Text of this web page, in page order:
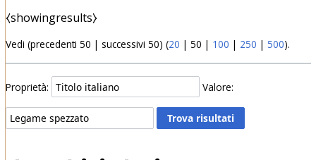
⧼showingresults⧽
Vedi (precedenti 50 | successivi 50) (20 | 50 | 100 | 250 | 500).
Proprietà: Valore: